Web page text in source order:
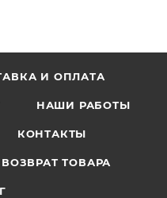
И ОПЛАТА
НАШИ РАБОТЫ
КОНТАКТЫ
ТОВАРА